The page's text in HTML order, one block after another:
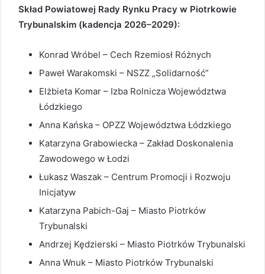
Skład Powiatowej Rady Rynku Pracy w Piotrkowie
Trybunalskim (kadencja 2026–2029):
Konrad Wróbel – Cech Rzemiosł Różnych
Paweł Warakomski – NSZZ „Solidarność”
Elżbieta Komar – Izba Rolnicza Województwa
Łódzkiego
Anna Kańska – OPZZ Województwa Łódzkiego
Katarzyna Grabowiecka – Zakład Doskonalenia
Zawodowego w Łodzi
Łukasz Waszak – Centrum Promocji i Rozwoju
Inicjatyw
Katarzyna Pabich-Gaj – Miasto Piotrków
Trybunalski
Andrzej Kędzierski – Miasto Piotrków Trybunalski
Anna Wnuk – Miasto Piotrków Trybunalski